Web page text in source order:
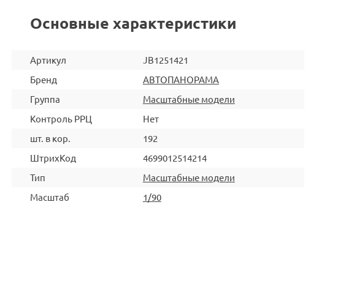
Основные характеристики
Артикул
JB1251421
Бренд
АВТОПАНОРАМА
Группа
Масштабные модели
Контроль РРЦ
Нет
шт. в кор.
192
ШтрихКод
4699012514214
Тип
Масштабные модели
Масштаб
1/90